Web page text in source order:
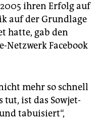
ihren Erfolg auf
auf der Grundlage
hatte, gab den
Netzwerk Facebook
mehr so schnell
ist das Sowjet-
tabuisiert“,